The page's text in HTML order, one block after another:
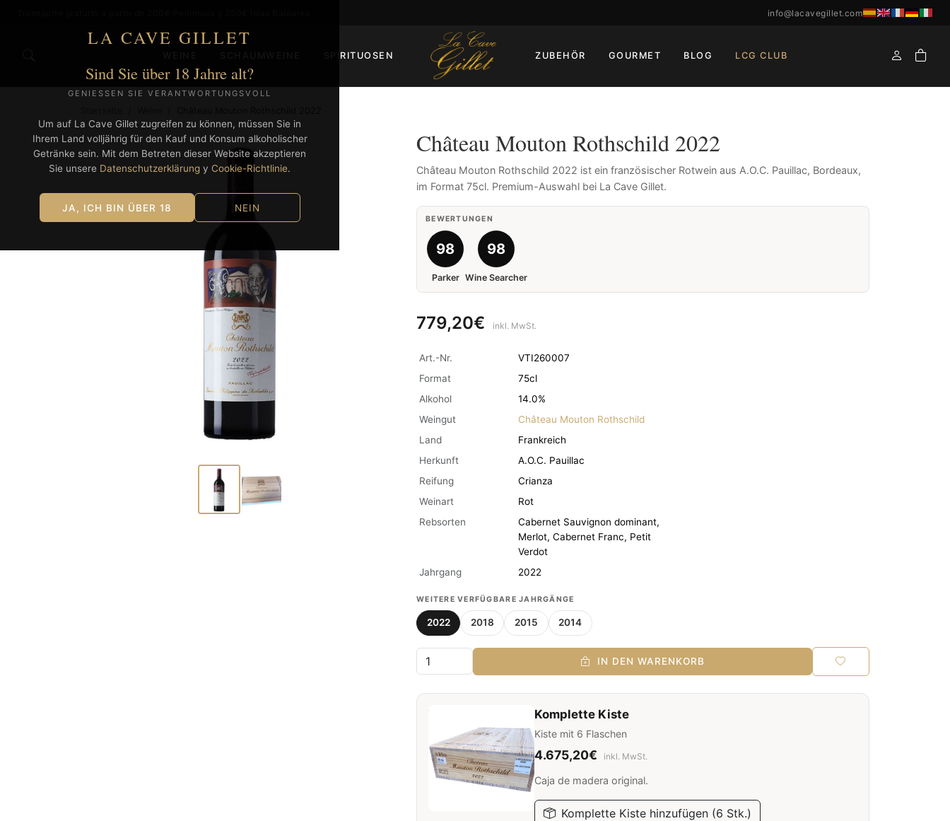
LA CAVE GILLET
Sind Sie über 18 Jahre alt?
GENIESSEN SIE VERANTWORTUNGSVOLL
Um auf La Cave Gillet zugreifen zu können, müssen Sie in
Ihrem Land volljährig für den Kauf und Konsum alkoholischer
Getränke sein. Mit dem Betreten dieser Website akzeptieren
Sie unsere Datenschutzerklärung y Cookie-Richtlinie.
JA, ICH BIN ÜBER 18 NEIN
info@lacavegillet.com
SPIRITUOSEN ZUBEHÖR GOURMET BLOG LCG CLUB
Château Mouton Rothschild 2022
Château Mouton Rothschild 2022 ist ein französischer Rotwein aus A.O.C. Pauillac, Bordeaux,
im Format 75cl. Premium-Auswahl bei La Cave Gillet.
BEWERTUNGEN
98
Parker
98
Wine Searcher
779,20€ inkl. MwSt.
Art.-Nr.
VTI260007
Format
75cl
Alkohol
14.0%
Weingut
Château Mouton Rothschild
Land
Frankreich
Herkunft
A.O.C. Pauillac
Reifung
Crianza
Weinart
Rot
Rebsorten
Cabernet Sauvignon dominant,
Merlot, Cabernet Franc, Petit
Verdot
Jahrgang
2022
WEITERE VERFÜGBARE JAHRGÄNGE
2022 2018 2015 2014
IN DEN WARENKORB
Komplette Kiste
Kiste mit 6 Flaschen
4.675,20€ inkl. MwSt.
Caja de madera original.
Komplette Kiste hinzufügen (6 Stk.)